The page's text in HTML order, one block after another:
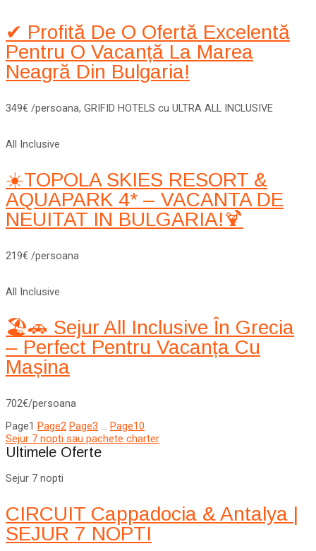
✔ Profită De O Ofertă Excelentă
Pentru O Vacanță La Marea
Neagră Din Bulgaria!
349€ /persoana, GRIFID HOTELS cu ULTRA ALL INCLUSIVE
All Inclusive
☀️TOPOLA SKIES RESORT &
AQUAPARK 4* – VACANTA DE
NEUITAT IN BULGARIA!🍹
219€ /persoana
All Inclusive
🏖️🚗 Sejur All Inclusive În Grecia
– Perfect Pentru Vacanța Cu
Mașina
702€/persoana
Page1 Page2 Page3 … Page10
Sejur 7 nopti sau pachete charter
Ultimele Oferte
Sejur 7 nopti
CIRCUIT Cappadocia & Antalya |
SEJUR 7 NOPTI